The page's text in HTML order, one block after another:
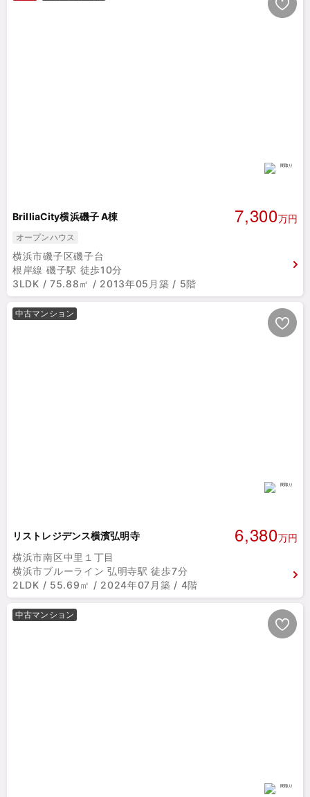
BrilliaCity横浜磯子 A棟 7,300万円
オープンハウス
横浜市磯子区磯子台
根岸線 磯子駅 徒歩10分
3LDK / 75.88㎡ / 2013年05月築 / 5階
中古マンション
リストレジデンス横濱弘明寺 6,380万円
横浜市南区中里１丁目
横浜市ブルーライン 弘明寺駅 徒歩7分
2LDK / 55.69㎡ / 2024年07月築 / 4階
中古マンション